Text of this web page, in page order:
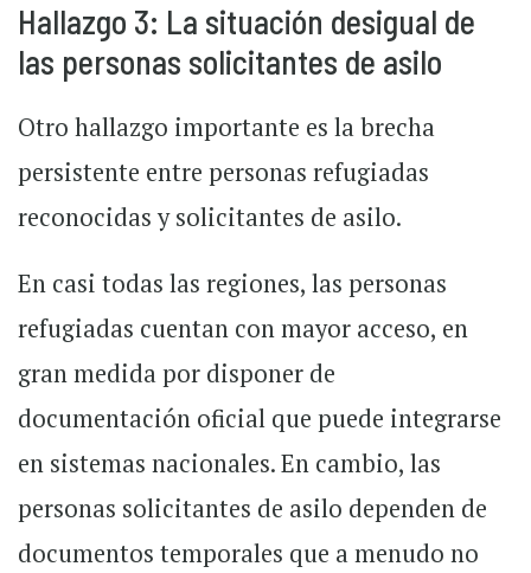
Hallazgo 3: La situación desigual de
las personas solicitantes de asilo
Otro hallazgo importante es la brecha
persistente entre personas refugiadas
reconocidas y solicitantes de asilo.
En casi todas las regiones, las personas
refugiadas cuentan con mayor acceso, en
gran medida por disponer de
documentación oficial que puede integrarse
en sistemas nacionales. En cambio, las
personas solicitantes de asilo dependen de
documentos temporales que a menudo no